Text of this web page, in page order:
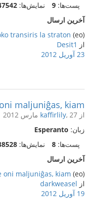
پست‌ها: 9 نمایش‌ها:
آخرین ارسال
(eo)
transiris la straton?
از Desit1
23 آوریل 2012
maljuniĝas, kiam...
از kaffirlily, 27 مارس 2012
زبان: Esperanto
پست‌ها: 8 نمایش‌ها:
آخرین ارسال
(eo)
oni maljuniĝas, kiam...
از darkweasel
19 آوریل 2012